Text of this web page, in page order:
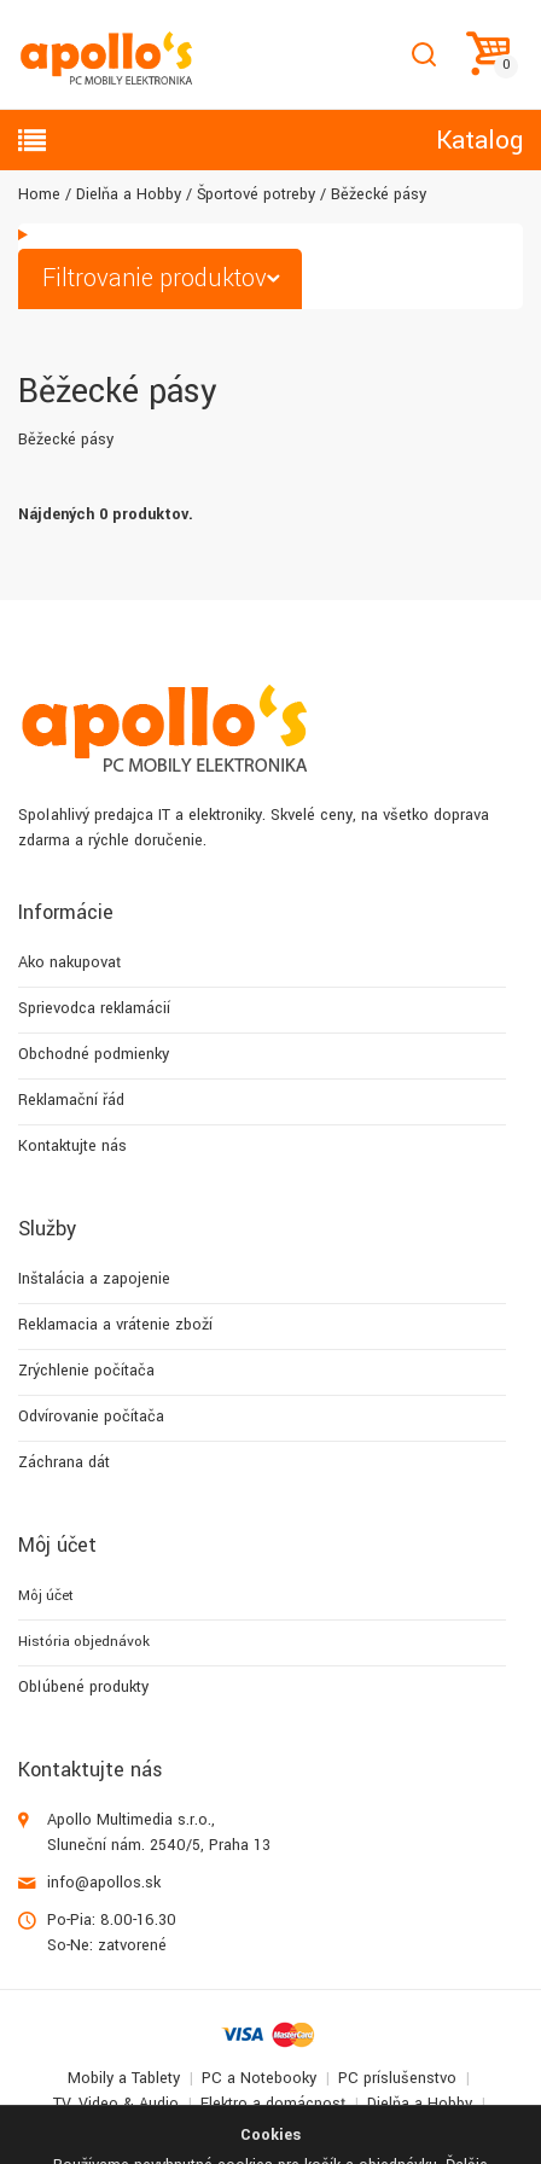
Cookies
Katalog
Home Dielňa a Hobby Športové potreby Běžecké pásy
Filtrovanie produktov
Běžecké pásy
Běžecké pásy
Nájdených 0 produktov.
Spoľahlivý predajca IT a elektroniky. Skvelé ceny, na všetko doprava
zdarma a rýchle doručenie.
Informácie
Ako nakupovať
Sprievodca reklamácií
Obchodné podmienky
Reklamační řád
Kontaktujte nás
Služby
Inštalácia a zapojenie
Reklamacia a vrátenie zboží
Zrýchlenie počítača
Odvírovanie počítača
Záchrana dát
Môj účet
Môj účet
História objednávok
Obľúbené produkty
Kontaktujte nás
Apollo Multimedia s.r.o.,
Sluneční nám. 2540/5, Praha 13
info@apollos.sk
Po-Pia: 8.00-16.30
So-Ne: zatvorené
Mobily a Tablety PC a Notebooky
PC príslušenstvo
TV, Video & Audio
Elektro a domácnosť
Dielňa a Hobby
Deti a zábava